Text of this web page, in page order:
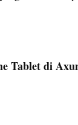
Tablet di